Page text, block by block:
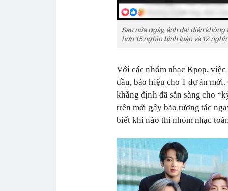
Sau nửa ngày, ảnh đại diện
hơn 15 nghìn bình luận và 12
Với các nhóm nhạc Kpop,
đầu, báo hiệu cho 1 dự án
khẳng định đã sẵn sàng cho
trên mới gây bão tương tác
biết khi nào thì nhóm nhạc